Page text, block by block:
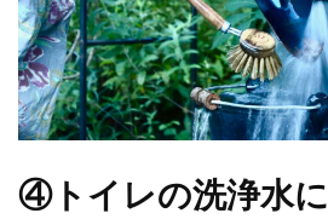
④トイレの洗浄水に